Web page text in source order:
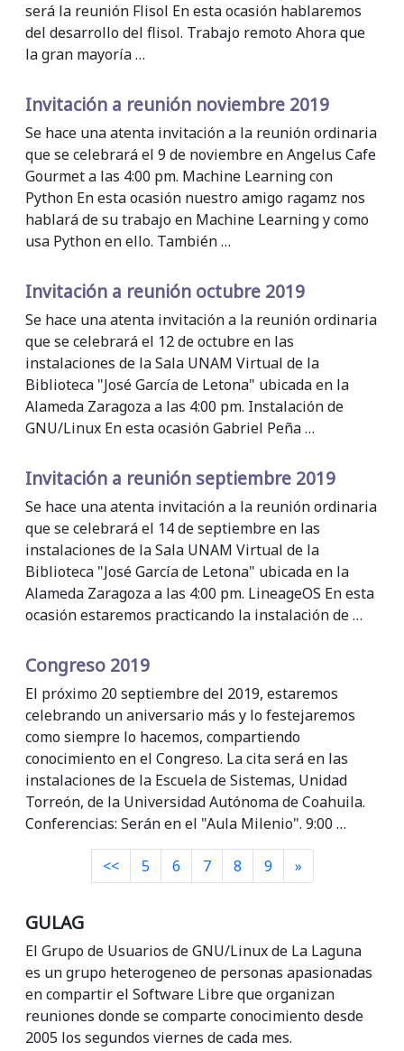
será la reunión Flisol En esta ocasión hablaremos
del desarrollo del flisol. Trabajo remoto Ahora que
la gran mayoría …
Invitación a reunión noviembre 2019
Se hace una atenta invitación a la reunión ordinaria
que se celebrará el 9 de noviembre en Angelus Cafe
Gourmet a las 4:00 pm. Machine Learning con
Python En esta ocasión nuestro amigo ragamz nos
hablará de su trabajo en Machine Learning y como
usa Python en ello. También …
Invitación a reunión octubre 2019
Se hace una atenta invitación a la reunión ordinaria
que se celebrará el 12 de octubre en las
instalaciones de la Sala UNAM Virtual de la
Biblioteca "José García de Letona" ubicada en la
Alameda Zaragoza a las 4:00 pm. Instalación de
GNU/Linux En esta ocasión Gabriel Peña …
Invitación a reunión septiembre 2019
Se hace una atenta invitación a la reunión ordinaria
que se celebrará el 14 de septiembre en las
instalaciones de la Sala UNAM Virtual de la
Biblioteca "José García de Letona" ubicada en la
Alameda Zaragoza a las 4:00 pm. LineageOS En esta
ocasión estaremos practicando la instalación de …
Congreso 2019
El próximo 20 septiembre del 2019, estaremos
celebrando un aniversario más y lo festejaremos
como siempre lo hacemos, compartiendo
conocimiento en el Congreso. La cita será en las
instalaciones de la Escuela de Sistemas, Unidad
Torreón, de la Universidad Autónoma de Coahuila.
Conferencias: Serán en el "Aula Milenio". 9:00 …
<< 5 6 7 8 9 »Siguiente
GULAG
El Grupo de Usuarios de GNU/Linux de La Laguna
es un grupo heterogeneo de personas apasionadas
en compartir el Software Libre que organizan
reuniones donde se comparte conocimiento desde
2005 los segundos viernes de cada mes.